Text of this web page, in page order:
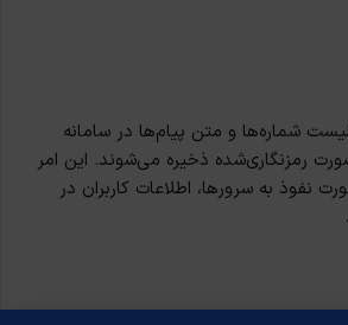
لیست شماره‌ها و متن پیام‌ها در سامانه‌
رمزنگاری‌شده ذخیره می‌شوند. این امر
به سرورها، اطلاعات کاربران در